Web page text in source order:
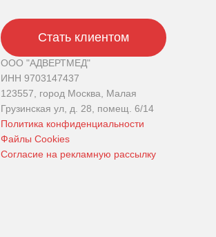
Стать клиентом
ООО "АДВЕРТМЕД"
ИНН 9703147437
123557, город Москва, Малая
Грузинская ул, д. 28, помещ. 6/14
Политика конфиденциальности
Файлы Cookies
Cогласие на рекламную рассылку